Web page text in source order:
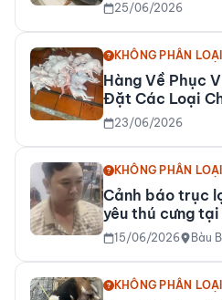
25/06/2026
KHÔNG PHÂN LOẠI
Hàng Về Phục
Đặt Các Loại
23/06/2026
KHÔNG PHÂN LOẠI
Cảnh báo trục
yêu thú cưng tại
15/06/2026 Bàu
KHÔNG PHÂN LOẠI